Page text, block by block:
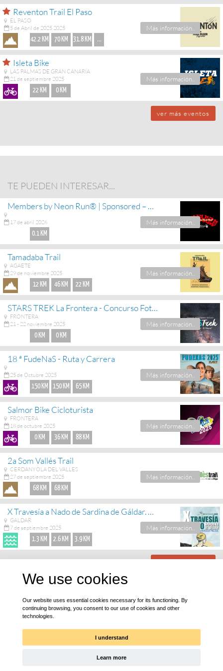
Reventon Trail El Paso
EL PASO
5 de Abril de 2025 2025
42.2 KM
70 KM 31.8 KM ...
Más información..
Isleta Bike
LAS PALMAS DE GRAN CANARIA
21 de septiembre 2025
22 KM
0 KM
Más información..
ver más eventos
TE PUEDEN INTERESAR...
Members by Neon Run® | Sponsored – Podoactiva La Palma
17 de abril 2026
0.1 KM
Más información..
Tamadaba Trail
AGAETE
29 de noviembre 2025
12 KM
46 KM 22 KM
Más información..
STARS TREK La Frontera - Concurso Fotografía Nocturna
FRONTERA
21 - 22 noviembre 2025
0 KM
0 KM
Más información..
18 ª FudeNaS - Ruta y Carrera
25 de Octubre 2025
150 KM
150 KM 65 KM
Más información..
Salmor Bike Cicloturista
FRONTERA
18 de octubre 2025
0 KM
36 KM 88 KM
Más información..
2a Som Vallés Trail
CERDANYOLA DEL VALLES
27 de septiembre 2025
68 KM
68 KM
Más información..
X Travesía a Nado de Sardina de Gáldar. Memorial Félix Santiago Melián
GALDAR
7 de septiembre 2025
1.3 KM
2.6 KM 3.9 KM
Más información..
¡Bájate nuestra app!
We use cookies
Our website uses essential cookies necessary for its functioning. By
continuing browsing, you consent to our use of cookies and other
technologies.
I understand
Learn more